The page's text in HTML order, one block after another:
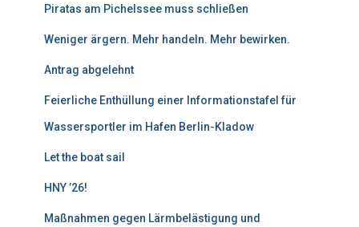
Piratas am Pichelssee muss schließen
Weniger ärgern. Mehr handeln. Mehr bewirken.
Antrag abgelehnt
Feierliche Enthüllung einer Informationstafel für
Wassersportler im Hafen Berlin-Kladow
Let the boat sail
HNY ’26!
Maßnahmen gegen Lärmbelästigung und